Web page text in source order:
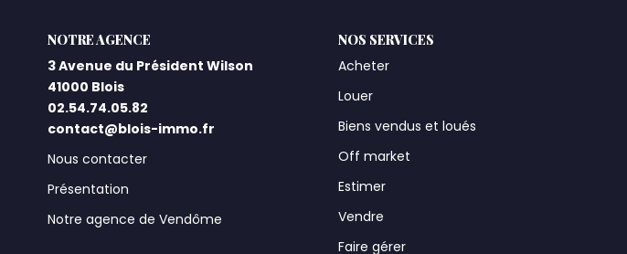
L'AGENCE
3 Avenue du Président Wilson
41000 Blois
02.54.74.05.82
contact@blois-immo.fr
Nous contacter
Présentation
Notre agence de Vendôme
NOS SERVICES
Acheter
Louer
Biens vendus et loués
Off market
Estimer
Vendre
Faire gérer